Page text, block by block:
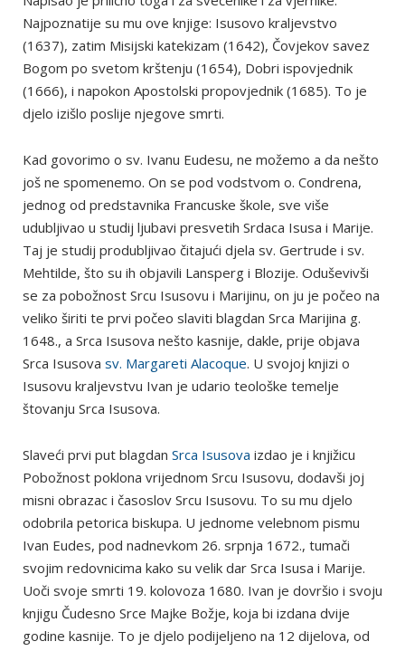
Najpoznatije su mu ove knjige: Isusovo kraljevstvo
(1637), zatim Misijski katekizam (1642), Čovjekov savez
Bogom po svetom krštenju (1654), Dobri ispovjednik
(1666), i napokon Apostolski propovjednik (1685). To je
djelo izišlo poslije njegove smrti.
Kad govorimo o sv. Ivanu Eudesu, ne možemo a da nešto
još ne spomenemo. On se pod vodstvom o. Condrena,
jednog od predstavnika Francuske škole, sve više
udubljivao u studij ljubavi presvetih Srdaca Isusa i Marije.
Taj je studij produbljivao čitajući djela sv. Gertrude i sv.
Mehtilde, što su ih objavili Lansperg i Blozije. Oduševivši
se za pobožnost Srcu Isusovu i Marijinu, on ju je počeo na
veliko širiti te prvi počeo slaviti blagdan Srca Marijina g.
1648., a Srca Isusova nešto kasnije, dakle, prije objava
Srca Isusova sv. Margareti Alacoque. U svojoj knjizi o
Isusovu kraljevstvu Ivan je udario teološke temelje
štovanju Srca Isusova.
Slaveći prvi put blagdan Srca Isusova izdao je i knjižicu
Pobožnost poklona vrijednom Srcu Isusovu, dodavši joj
misni obrazac i časoslov Srcu Isusovu. To su mu djelo
odobrila petorica biskupa. U jednome velebnom pismu
Ivan Eudes, pod nadnevkom 26. srpnja 1672., tumači
svojim redovnicima kako su velik dar Srca Isusa i Marije.
Uoči svoje smrti 19. kolovoza 1680. Ivan je dovršio i svoju
knjigu Čudesno Srce Majke Božje, koja bi izdana dvije
godine kasnije. To je djelo podijeljeno na 12 dijelova, od